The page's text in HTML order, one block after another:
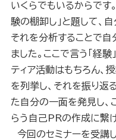
いくらでもいるからです
験の棚卸し」と題して、
それを分析することで自
ました。ここで言う「経験
ティア活動はもちろん、
を列挙し、それを振り返
た自分の一面を発見し、
らう自己 PRの作成に繋
今回のセミナーを受講